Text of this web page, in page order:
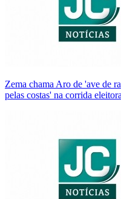
Zema chama Aro de 'ave de
pelas costas' na corrida